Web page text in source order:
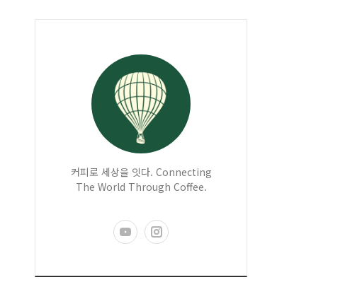
커피로 세상을 잇다. Connecting
The World Through Coffee.